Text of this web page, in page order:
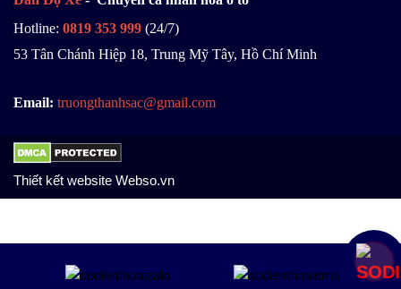
Hotline: 0819 353 999 (24/7)
53 Tân Chánh Hiệp 18, Trung Mỹ Tây, Hồ Chí Minh
Email: truongthanhsac@gmail.com
Thiết kết website Webso.vn